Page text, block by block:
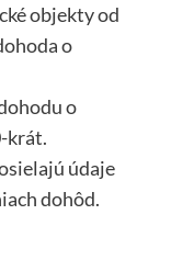
objekty od
o
o
krát.
údaje
dohôd.